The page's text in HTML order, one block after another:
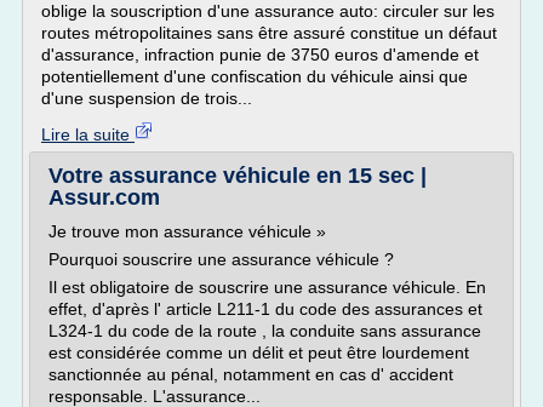
oblige la souscription d'une assurance auto: circuler sur les
routes métropolitaines sans être assuré constitue un défaut
d'assurance, infraction punie de 3750 euros d'amende et
potentiellement d'une confiscation du véhicule ainsi que
d'une suspension de trois...
Lire la suite
Votre assurance véhicule en 15 sec |
Assur.com
Je trouve mon assurance véhicule »
Pourquoi souscrire une assurance véhicule ?
Il est obligatoire de souscrire une assurance véhicule. En
effet, d'après l' article L211-1 du code des assurances et
L324-1 du code de la route , la conduite sans assurance
est considérée comme un délit et peut être lourdement
sanctionnée au pénal, notamment en cas d' accident
responsable. L'assurance...